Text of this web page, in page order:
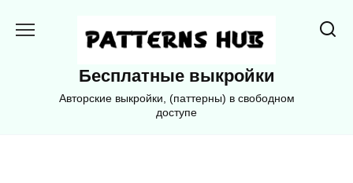
Бесплатные выкройки
Авторские выкройки, (паттерны) в свободном
доступе